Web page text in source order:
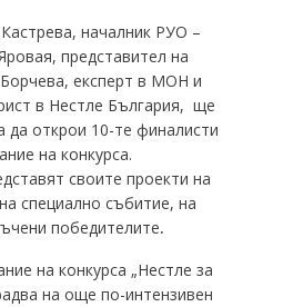
началник РУО –
представител на
експерт в МОН и
в Нестле България, ще
да открои 10-те финалисти
на конкурса.
своите проекти на
специално събитие, на
победителите.
на конкурса „Нестле за
на още по-интензивен